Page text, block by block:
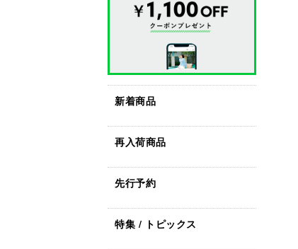
新着商品
再入荷商品
先行予約
特集 / トピックス